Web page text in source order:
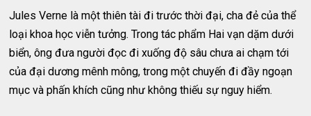
Jules Verne là một thiên tài đi trước thời đại, cha đẻ của thể
loại khoa học viễn tưởng. Trong tác phẩm Hai vạn dặm dưới
biển, ông đưa người đọc đi xuống độ sâu chưa ai chạm tới
của đại dương mênh mông, trong một chuyến đi đầy ngoạn
mục và phấn khích cũng như không thiếu sự nguy hiểm.